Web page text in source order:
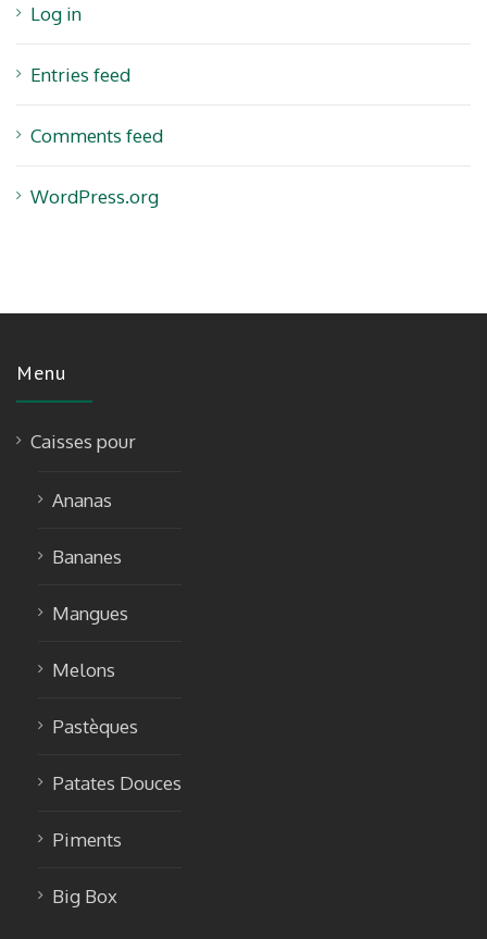
Log in
Entries feed
Comments feed
WordPress.org
Menu
Caisses pour
Ananas
Bananes
Mangues
Melons
Pastèques
Patates Douces
Piments
Big Box